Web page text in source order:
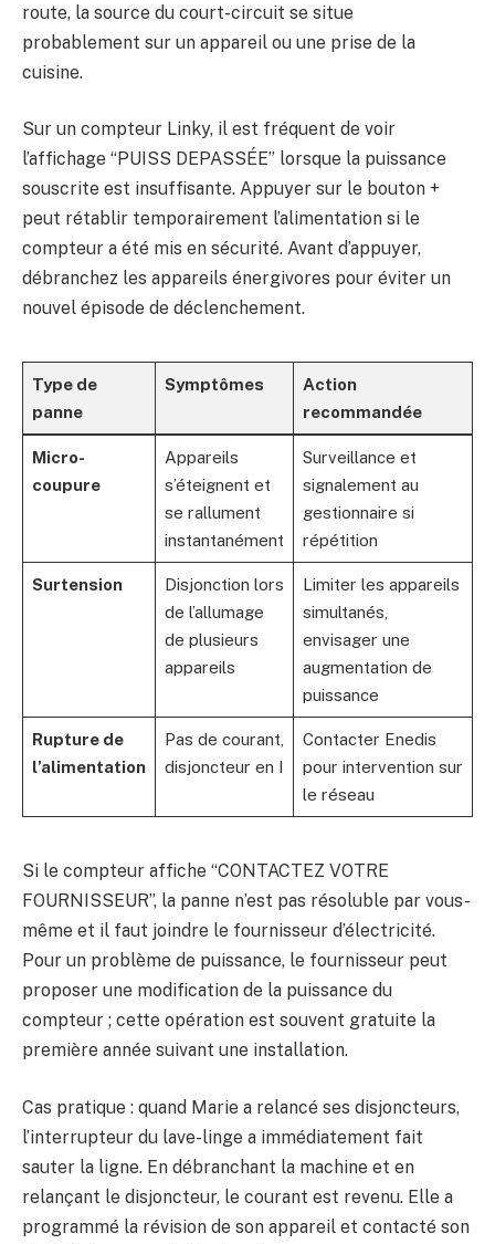
route, la source du court-circuit se situe
probablement sur un appareil ou une prise de la
cuisine.
Sur un compteur Linky, il est fréquent de voir
l’affichage “PUISS DEPASSÉE” lorsque la puissance
souscrite est insuffisante. Appuyer sur le bouton +
peut rétablir temporairement l’alimentation si le
compteur a été mis en sécurité. Avant d’appuyer,
débranchez les appareils énergivores pour éviter un
nouvel épisode de déclenchement.
Type de
panne
Symptômes
Action
recommandée
Micro-
coupure
Appareils
s’éteignent et
se rallument
instantanément
Surveillance et
signalement au
gestionnaire si
répétition
Surtension
Disjonction lors
de l’allumage
de plusieurs
appareils
Limiter les appareils
simultanés,
envisager une
augmentation de
puissance
Rupture de
l’alimentation
Pas de courant,
disjoncteur en I
Contacter Enedis
pour intervention sur
le réseau
Si le compteur affiche “CONTACTEZ VOTRE
FOURNISSEUR”, la panne n’est pas résoluble par vous-
même et il faut joindre le fournisseur d’électricité.
Pour un problème de puissance, le fournisseur peut
proposer une modification de la puissance du
compteur ; cette opération est souvent gratuite la
première année suivant une installation.
Cas pratique : quand Marie a relancé ses disjoncteurs,
l’interrupteur du lave-linge a immédiatement fait
sauter la ligne. En débranchant la machine et en
relançant le disjoncteur, le courant est revenu. Elle a
programmé la révision de son appareil et contacté son